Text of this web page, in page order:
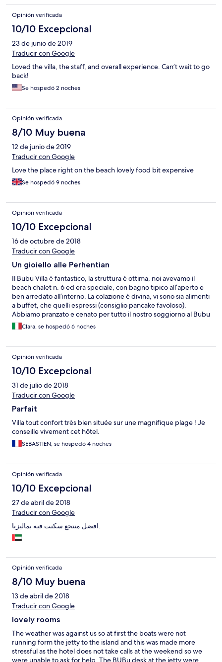
Opinión verificada
10/10 Excepcional
23 de junio de 2019
Traducir con Google
Loved the villa, the staff, and overall experience. Can’t wait to go
back!
Se hospedó 2 noches
Opinión verificada
8/10 Muy buena
12 de junio de 2019
Traducir con Google
Love the place right on the beach lovely food bit expensive
Se hospedó 9 noches
Opinión verificada
10/10 Excepcional
16 de octubre de 2018
Traducir con Google
Un gioiello alle Perhentian
Il Bubu Villa è fantastico, la struttura è ottima, noi avevamo il
beach chalet n. 6 ed era speciale, con bagno tipico all’aperto e
ben arredato all’interno. La colazione è divina, vi sono sia alimenti
a buffet, che quelli espressi (consiglio pancake favoloso).
Abbiamo pranzato e cenato per tutto il nostro soggiorno al Bubu
Villa e devo dire che la cucina è ottima, abbiamo provato sia
quella italiana, che malesiana, che alla griglia... tutto buonissimo.
chicca, ve ne renderete conto quando ci andrete, sono gli unici
su quella spiaggia ad averli, inoltre forniscono anche
asciugamani cambiabili ogni giorno. Tutto lo staff è stato molto
cortese e carino con noi, ma mi preme ricordare che la gestione
italiana dei manager è strepitosa: Matilde e Ranieri sono persone
squisite che cercano in ogni modo di farti sentire bene. Ah
17. Insomma vale tutti i soldi spesi, è vero sarà un pizzico più caro
delle altre strutture sull’isola, ma non c’è paragone.
Consigliatissimo.
Clara, se hospedó 6 noches
Opinión verificada
10/10 Excepcional
31 de julio de 2018
Traducir con Google
Parfait
Villa tout confort très bien située sur une magnifique plage ! Je
conseille vivement cet hôtel.
SEBASTIEN, se hospedó 4 noches
Opinión verificada
10/10 Excepcional
27 de abril de 2018
Traducir con Google
افضل منتجع سكنت فيه بماليزيا.
Opinión verificada
8/10 Muy buena
13 de abril de 2018
Traducir con Google
lovely rooms
The weather was against us so at first the boats were not
running form the jetty to the island and this was made more
stressful as the hotel does not take calls at the weekend so we
were unable to ask for help. The BUBu desk at the jetty were